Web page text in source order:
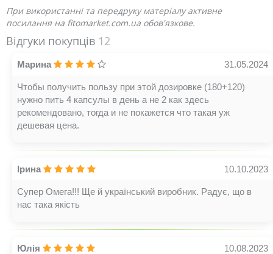
При використанні та передруку матеріалу активне
посилання на fitomarket.com.ua обов'язкове.
Відгуки покупців 12
Марина 31.05.2024
Чтобы получить пользу при этой дозировке (180+120)
нужно пить 4 капсулы в день а не 2 как здесь
рекомендовано, тогда и не покажется что такая уж
дешевая цена.
Ірина 10.10.2023
Супер Омега!!! Ще й український виробник. Радує, що в
нас така якість
Юлія 10.08.2023